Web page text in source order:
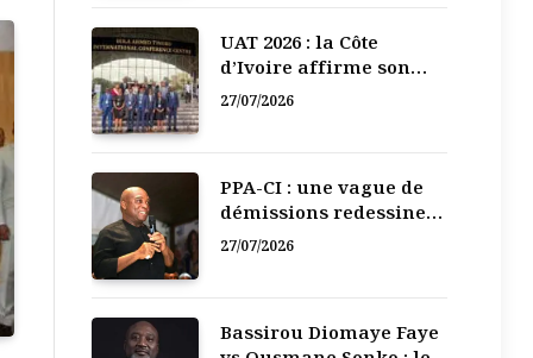
UAT 2026 : la Côte
d’Ivoire affirme son
leadership numérique
27/07/2026
PPA-CI : une vague de
démissions redessine
la recomposition
27/07/2026
Bassirou Diomaye Faye